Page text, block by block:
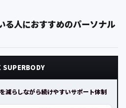
る人におすすめのパーソナル
SUPERBODY
減らしながら続けやすいサポート体制